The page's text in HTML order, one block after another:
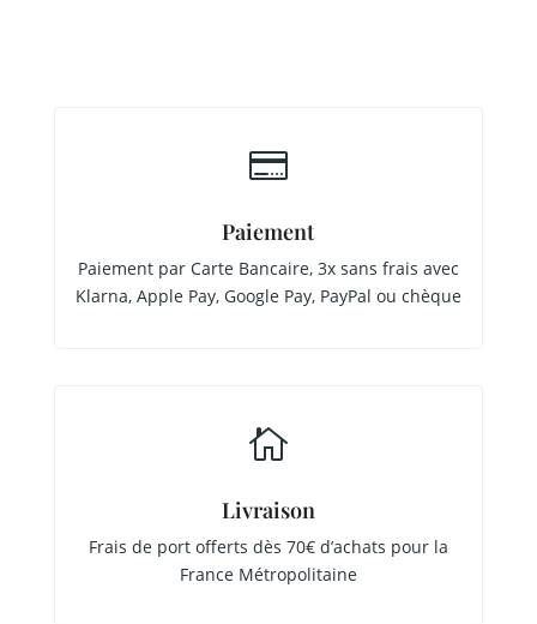

Paiement
Paiement par Carte Bancaire, 3x sans frais avec
Klarna, Apple Pay, Google Pay, PayPal ou chèque

Livraison
Frais de port offerts dès 70€ d’achats pour la
France Métropolitaine